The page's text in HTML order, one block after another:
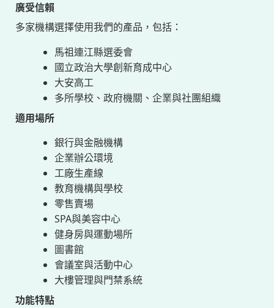
廣受信賴
多家機構選擇使用我們的產品，包括：
馬祖連江縣選委會
國立政治大學創新育成中心
大安高工
多所學校、政府機關、企業與社團組織
適用場所
銀行與金融機構
企業辦公環境
工廠生產線
教育機構與學校
零售賣場
SPA與美容中心
健身房與運動場所
圖書館
會議室與活動中心
大樓管理與門禁系統
功能特點